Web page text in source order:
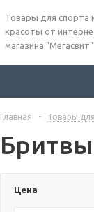
Товары для спорта
красоты от
магазина "Мегасвит"
Главная - Товары
Цена